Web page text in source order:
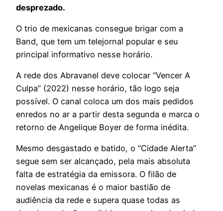
desprezado.
O trio de mexicanas consegue brigar com a
Band, que tem um telejornal popular e seu
principal informativo nesse horário.
A rede dos Abravanel deve colocar “Vencer A
Culpa” (2022) nesse horário, tão logo seja
possível. O canal coloca um dos mais pedidos
enredos no ar a partir desta segunda e marca o
retorno de Angelique Boyer de forma inédita.
Mesmo desgastado e batido, o “Cidade Alerta”
segue sem ser alcançado, pela mais absoluta
falta de estratégia da emissora. O filão de
novelas mexicanas é o maior bastião de
audiência da rede e supera quase todas as